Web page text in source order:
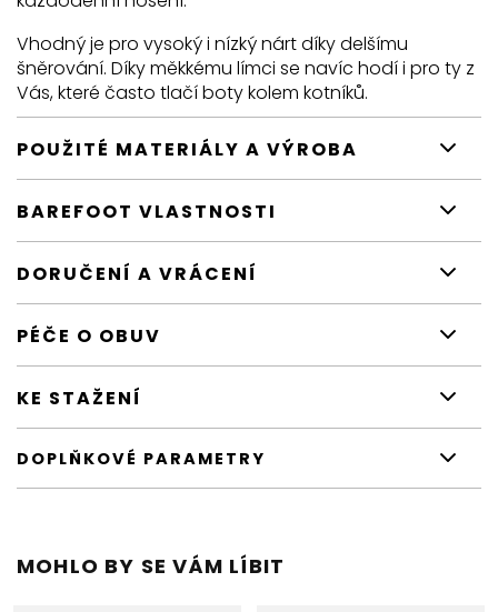
Vhodný je pro vysoký i nízký nárt díky delšímu
šněrování. Díky měkkému límci se navíc hodí i pro ty z
Vás, které často tlačí boty kolem kotníků.
POUŽITÉ MATERIÁLY A VÝROBA
BAREFOOT VLASTNOSTI
DORUČENÍ A VRÁCENÍ
PÉČE O OBUV
KE STAŽENÍ
DOPLŇKOVÉ PARAMETRY
MOHLO BY SE VÁM LÍBIT